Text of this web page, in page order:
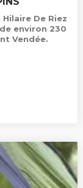
De Riez
environ 230
Vendée.